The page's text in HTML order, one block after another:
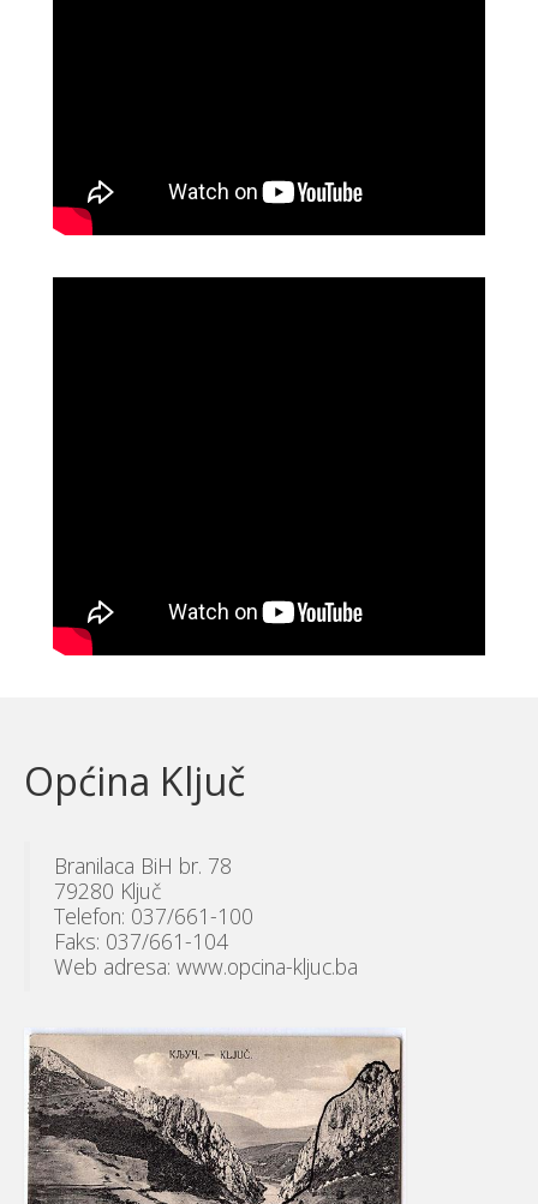
Općina Ključ
Branilaca BiH br. 78
79280 Ključ
Telefon: 037/661-100
Faks: 037/661-104
Web adresa: www.opcina-kljuc.ba